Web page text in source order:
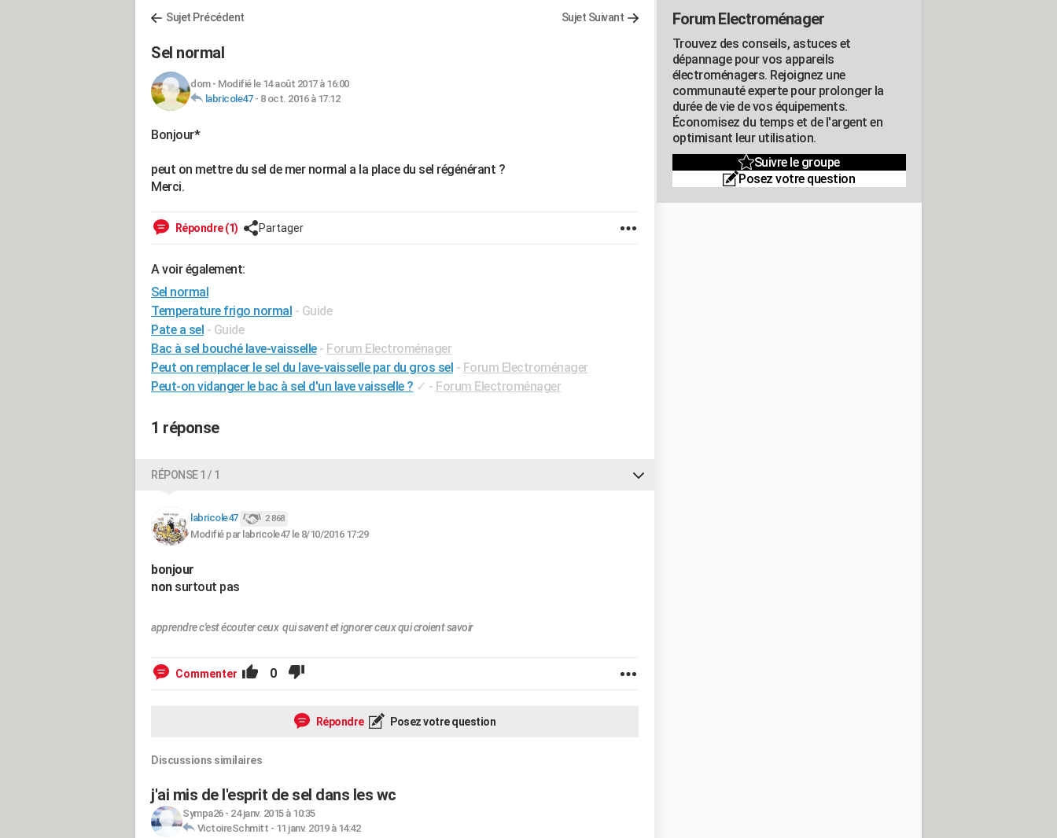
Sujet Précédent Sujet Suivant
Sel normal
dom- Modifié le 14 août 2017 à 16:00
labricole47- 8 oct. 2016 à 17:12
Bonjour*
peut on mettre du sel de mer normal a la place du sel régénérant ?
Merci.
Répondre (1) Partager
A voir également:
Sel normal
Temperature frigo normal - Guide
Pate a sel - Guide
Bac à sel bouché lave-vaisselle - Forum Electroménager
Peut on remplacer le sel du lave-vaisselle par du gros sel - Forum Electroménager
Peut-on vidanger le bac à sel d'un lave vaisselle ? ✓ - Forum Electroménager
1 réponse
RÉPONSE 1 / 1
labricole47 2 868
Modifié par labricole47 le 8/10/2016 17:29
bonjour
non surtout pas
apprendre c'est écouter ceux qui savent et ignorer ceux qui croient savoir
Commenter 0
Répondre Posez votre question
Discussions similaires
j'ai mis de l'esprit de sel dans les wc
Sympa26- 24 janv. 2015 à 10:35
VictoireSchmitt - 11 janv. 2019 à 14:42
Forum Electroménager
Trouvez des conseils, astuces et
dépannage pour vos appareils
électroménagers. Rejoignez une
communauté experte pour prolonger la
durée de vie de vos équipements.
Économisez du temps et de l'argent en
optimisant leur utilisation.
Suivre le groupe
Posez votre question